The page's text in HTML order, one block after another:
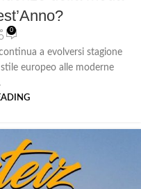
0
a evolversi stagione
europeo alle moderne